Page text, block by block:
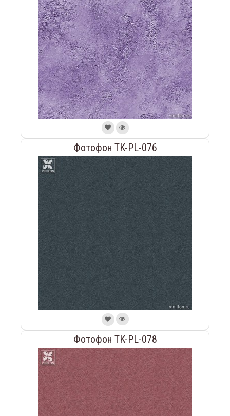
Фотофон TK-PL-076
Фотофон TK-PL-078